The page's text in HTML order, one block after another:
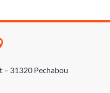
– 31320 Pechabou